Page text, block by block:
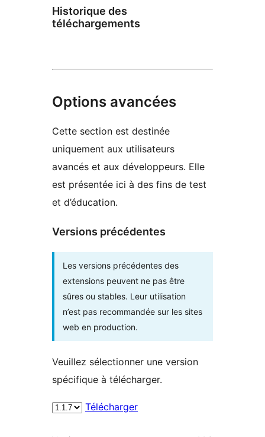
Historique des
téléchargements
Options avancées
Cette section est destinée
uniquement aux utilisateurs
avancés et aux développeurs. Elle
est présentée ici à des fins de test
et d’éducation.
Versions précédentes
Les versions précédentes des
extensions peuvent ne pas être
sûres ou stables. Leur utilisation
n’est pas recommandée sur les sites
web en production.
Veuillez sélectionner une version
spécifique à télécharger.
Télécharger